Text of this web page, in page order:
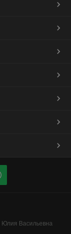
Юлия Васильевна